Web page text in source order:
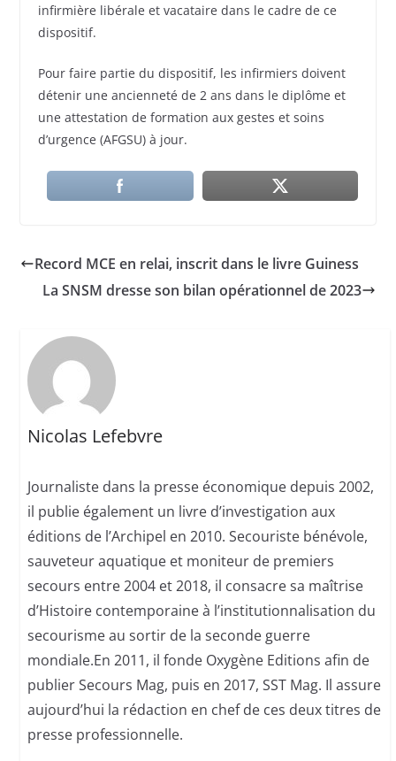
infirmière libérale et vacataire dans le cadre de ce
dispositif.
Pour faire partie du dispositif, les infirmiers doivent
détenir une ancienneté de 2 ans dans le diplôme et
une attestation de formation aux gestes et soins
d’urgence (AFGSU) à jour.
Record MCE en relai, inscrit dans le livre Guiness
La SNSM dresse son bilan opérationnel de 2023
Nicolas Lefebvre
Journaliste dans la presse économique depuis 2002,
il publie également un livre d’investigation aux
éditions de l’Archipel en 2010. Secouriste bénévole,
sauveteur aquatique et moniteur de premiers
secours entre 2004 et 2018, il consacre sa maîtrise
d’Histoire contemporaine à l’institutionnalisation du
secourisme au sortir de la seconde guerre
mondiale.En 2011, il fonde Oxygène Editions afin de
publier Secours Mag, puis en 2017, SST Mag. Il assure
aujourd’hui la rédaction en chef de ces deux titres de
presse professionnelle.